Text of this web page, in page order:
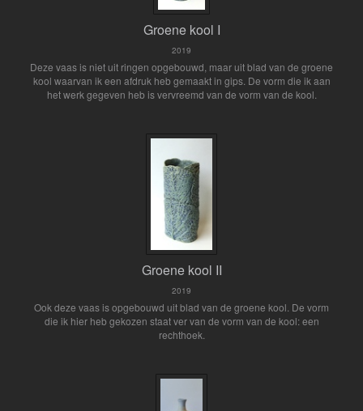
Groene kool I
2019
Deze vaas is niet uit ringen opgebouwd, maar uit blad van de groene
kool waarvan ik een afdruk heb gemaakt in gips. De vorm die ik aan
het werk gegeven heb is vervreemd van de vorm van de kool.
Groene kool II
2019
Ook deze vaas is opgebouwd uit blad van de groene kool. De vorm
die ik hier heb gekozen staat ver van de vorm van de kool: een
rechthoek.